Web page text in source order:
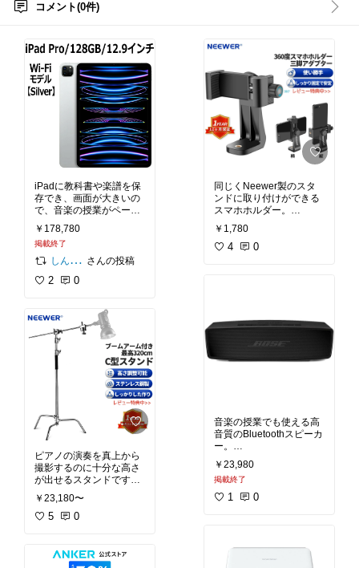
コメント(0件)
iPadに教科書や楽譜を保
存でき、画面が大きいの
で、音楽の授業がペーパ
ーレスになります。重い
楽譜を持ち歩く必要がな
く、これ１つで音楽の授
業を完結させることも可
￥178,780
掲載終了
しんちゃん さんの投稿
2 0
ピアノの演奏を真上から
撮影するのに十分な高さ
が出せるスタンドです。
スマホアダプタなど取り
付けアダプタを購入すれ
ば、スマホ・カメラなど
￥23,180〜
5 0
同じくNeewer製のスタ
ンドに取り付けができる
スマホホルダー。
ピアノの真俯瞰撮影がで
きるようになります。
￥1,780
4 0
音楽の授業でも使える高
音質のBluetoothスピーカ
ー。
前後にスピーカーがつい
ていて、低音も鳴り、高
温もクリア。クラシック
音楽の再生にも適してい
￥23,980
掲載終了
1 0